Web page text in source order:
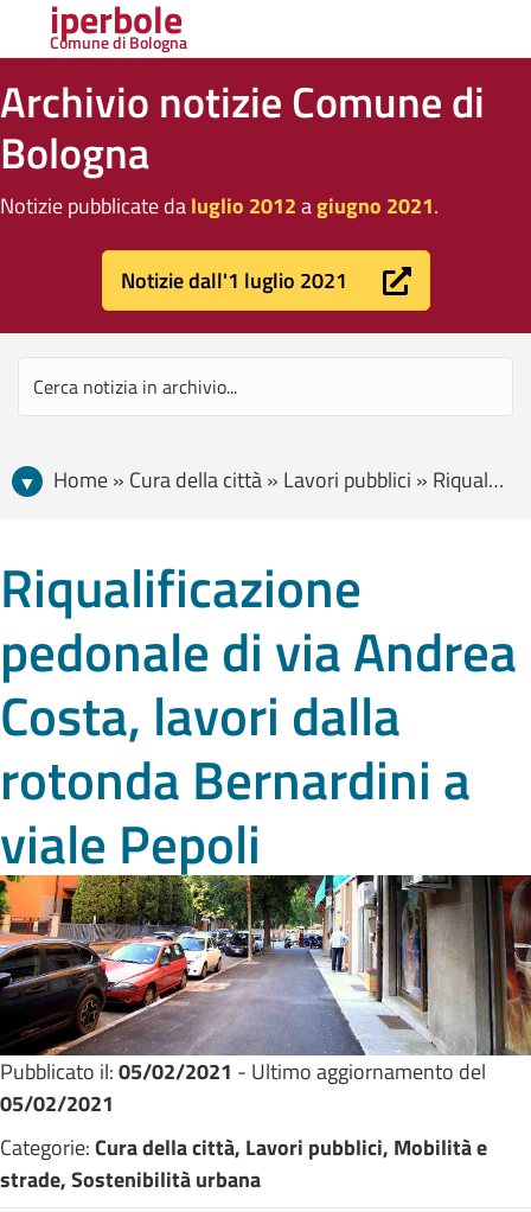
iperbole
Comune di Bologna
Archivio notizie Comune di
Bologna
Notizie pubblicate daluglio 2012agiugno 2021.
Notizie dall'1 luglio 2021
Home » Cura della città » Lavori pubblici » Riqualificazione pedonale di via Andrea Costa, lavori dalla rotonda Bernardini a viale Pepoli
Riqualificazione
pedonale di via Andrea
Costa, lavori dalla
rotonda Bernardini a
viale Pepoli
Pubblicato il:05/02/2021 - Ultimo aggiornamento del
05/02/2021
Categorie:Cura della città, Lavori pubblici, Mobilità e
strade, Sostenibilità urbana